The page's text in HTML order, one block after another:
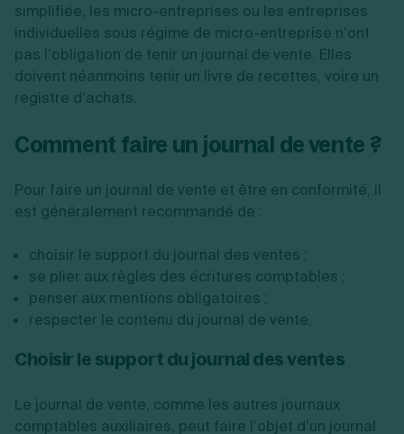
simplifiée, les micro-entreprises ou les entreprises
individuelles sous régime de micro-entreprise n’ont
pas l’obligation de tenir un journal de vente. Elles
doivent néanmoins tenir un livre de recettes, voire un
registre d’achats.
Comment faire un journal de vente ?
Pour faire un journal de vente et être en conformité, il
est généralement recommandé de :
choisir le support du journal des ventes ;
se plier aux règles des écritures comptables ;
penser aux mentions obligatoires ;
respecter le contenu du journal de vente.
Choisir le support du journal des ventes
Le journal de vente, comme les autres journaux
comptables auxiliaires, peut faire l’objet d’un journal